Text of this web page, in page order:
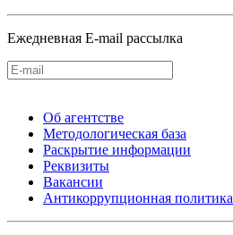
Ежедневная E-mail рассылка
Об агентстве
Методологическая база
Раскрытие информации
Реквизиты
Вакансии
Антикоррупционная политика